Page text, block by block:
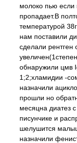
молоко пью если
пропадает.В
температурой
нам поставили
сделали рентген
обнаружили цмв
1;2;хламидии -
назначили
прошли но
месяцна диатез
писунчике и
шелушится
назначили